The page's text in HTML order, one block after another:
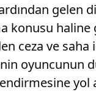
gelen
konusu haline
ceza ve saha
oyuncunun
yol